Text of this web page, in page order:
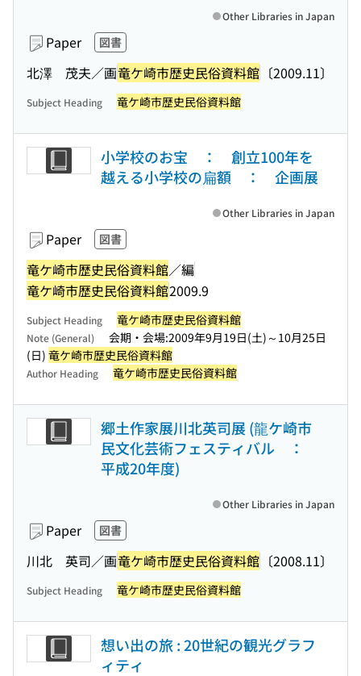
Paper 図書
北澤 茂夫／画竜ケ崎市歴史民俗資料館 〔2009.11〕
Other Libraries in Japan
Subject Heading 竜ケ崎市歴史民俗資料館
小学校のお宝 ： 創立100年を
越える小学校の扁額 ： 企画展
Paper 図書
竜ケ崎市歴史民俗資料館／編
竜ケ崎市歴史民俗資料館2009.9
Other Libraries in Japan
Subject Heading 竜ケ崎市歴史民俗資料館
Note (General)
会期・会場:2009年9月19日(土)～10月25日
(日) 竜ケ崎市歴史民俗資料館
Author Heading 竜ケ崎市歴史民俗資料館
郷土作家展川北英司展 (龍ケ崎市
民文化芸術フェスティバル ：
平成20年度)
Paper 図書
川北 英司／画竜ケ崎市歴史民俗資料館 〔2008.11〕
Other Libraries in Japan
Subject Heading 竜ケ崎市歴史民俗資料館
想い出の旅 : 20世紀の観光グラフ
ィティ